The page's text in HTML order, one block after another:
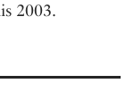
2003.